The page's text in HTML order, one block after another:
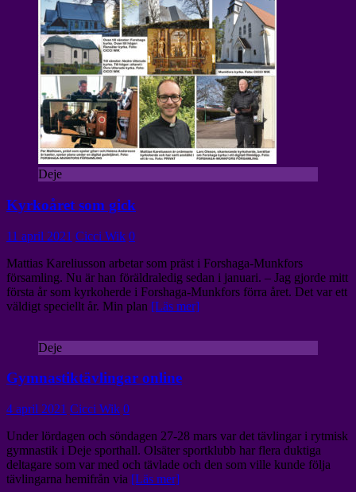
Deje
Kyrkoåret som gick
11 april 2021 Cicci Wik 0
Mattias Kareliusson arbetar som präst i Forshaga-Munkfors
församling. Nu är han föräldraledig sedan i januari. – Jag gjorde mitt
första år som kyrkoherde i Forshaga-Munkfors förra året. Det var ett
väldigt speciellt år. Min plan [Läs mer]
Deje
Gymnastiktävlingar online
4 april 2021 Cicci Wik 0
Under lördagen och söndagen 27-28 mars var det tävlingar i rytmisk
gymnastik i Deje sporthall. Olsäter sportklubb har flera duktiga
deltagare som var med och tävlade och den som ville kunde följa
tävlingarna hemifrån via [Läs mer]